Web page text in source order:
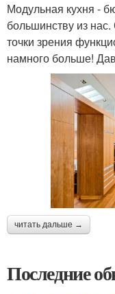
Модульная кухня -
большинству из
точки зрения
намного больше!
читать дальше →
Последние